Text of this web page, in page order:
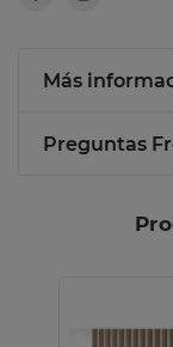
Más
Preguntas